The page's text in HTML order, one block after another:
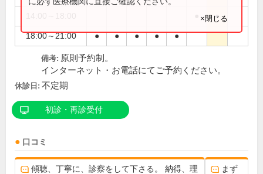
●
18:00～21:00 ● ● ● ● ●
×閉じる
備考: 原則予約制。
インターネット・お電話にてご予約ください。
休診日: 不定期
初診・再診受付
口コミ
傾聴、丁寧に、診察をして下さる。 納得、理
まず